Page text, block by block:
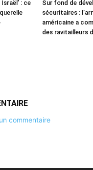
: ce
Sur fond de
sécuritaires :
américaine a
des ravitailleurs
commentaire